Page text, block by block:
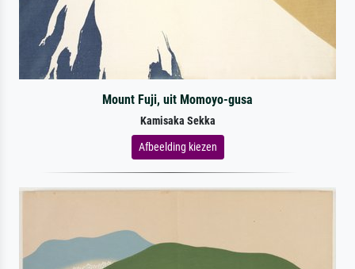
Mount Fuji, uit Momoyo-gusa
Kamisaka Sekka
Afbeelding kiezen